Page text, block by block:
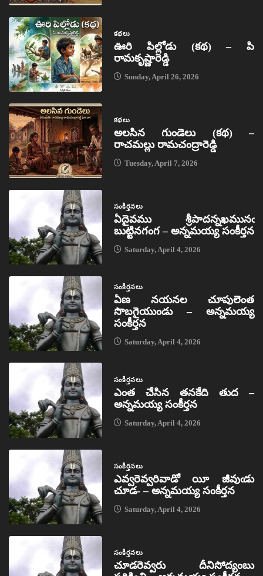
కథలు
ఊరి పిల్లోడు (కథ) – పి
రామకృష్ణారెడ్డి
Sunday, April 26, 2026
కథలు
అలసిన గుండెలు (కథ) –
రాచమల్లు రామచంద్రారెడ్డి
Tuesday, April 7, 2026
సంకీర్తనలు
ఏదైవము శ్రీపాదన్నఖమునఁ
బుట్టినగంగ – అన్నమయ్య సంకీర్తన
Saturday, April 4, 2026
సంకీర్తనలు
ఏణ నయనల చూపులెంత
సొబగైయుండు – అన్నమయ్య
సంకీర్తన
Saturday, April 4, 2026
సంకీర్తనలు
ఎంత చేసిన తనకేది తుద –
అన్నమయ్య సంకీర్తన
Saturday, April 4, 2026
సంకీర్తనలు
ఎవ్వరెవ్వరివాడో యీ జీవుఁడు
చూడ- – అన్నమయ్య సంకీర్తన
Saturday, April 4, 2026
సంకీర్తనలు
చూడరెవ్వరు దీనిసోద్యంబు